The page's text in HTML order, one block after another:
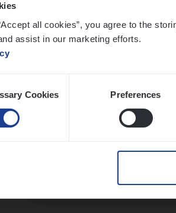
all cookies”, you agree to the
assist in our marketing efforts.
Cookies Preferences
Public
Insurance Operations
Insurance Operations
Antwerpen en Hasselt